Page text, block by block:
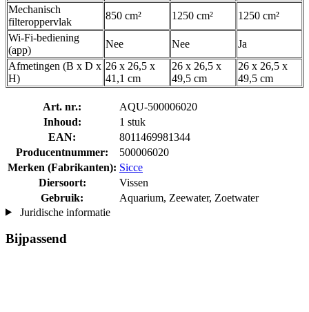
Mechanisch
filteroppervlak
850 cm² 1250 cm²
1250 cm²
Wi-Fi-bediening
(app)
Nee Nee
Ja
Afmetingen (B x D x
H)
26 x 26,5 x
41,1 cm
26 x 26,5 x
49,5 cm
26 x 26,5 x
49,5 cm
Art. nr.:
AQU-500006020
Inhoud:
1 stuk
EAN:
8011469981344
Producentnummer:
500006020
Merken (Fabrikanten): Sicce
Diersoort:
Vissen
Gebruik:
Aquarium, Zeewater, Zoetwater
Juridische informatie
Bijpassend